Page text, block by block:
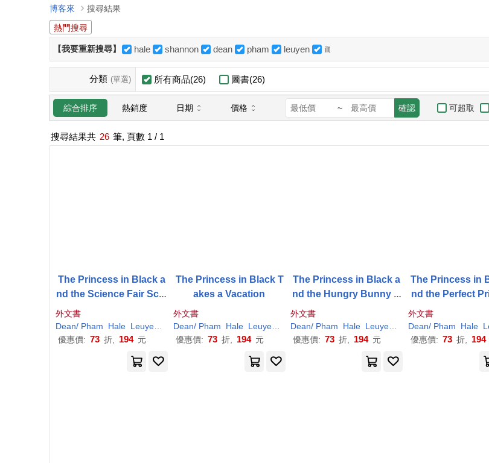
博客來
搜尋結果
熱門搜尋
【我要重新搜尋】 hale shannon dean pham leuyen ilt
分類 (單選) 所有商品(26) 圖書(26)
綜合排序 熱銷度 日期 價格 ~ 確認 可超取
搜尋結果共 26 筆, 頁數 1 / 1
The Princess in Black a
nd the Science Fair Scar
外文書
Dean/ Pham Hale Leuyen ILT) Shannon/
Hale
優惠價: 73 折, 194 元
The Princess in Black T
akes a Vacation
外文書
Dean/ Pham Hale Leuyen ILT) Shannon/
Hale
優惠價: 73 折, 194 元
The Princess in Black a
nd the Hungry Bunny H
外文書
Dean/ Pham Hale Leuyen ILT) Shannon/
Hale
優惠價: 73 折, 194 元
The Princess in
nd the Perfect
外文書
Dean/ Pham Hale
優惠價: 73 折, 194